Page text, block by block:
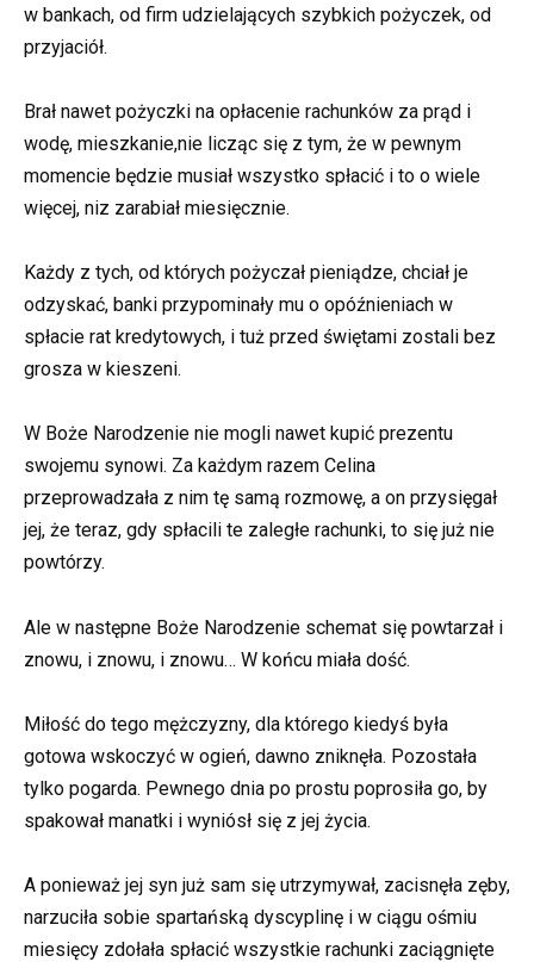
w bankach, od firm udzielających szybkich pożyczek, od
przyjaciół.
Brał nawet pożyczki na opłacenie rachunków za prąd i
wodę, mieszkanie,nie licząc się z tym, że w pewnym
momencie będzie musiał wszystko spłacić i to o wiele
więcej, niz zarabiał miesięcznie.
Każdy z tych, od których pożyczał pieniądze, chciał je
odzyskać, banki przypominały mu o opóźnieniach w
spłacie rat kredytowych, i tuż przed świętami zostali bez
grosza w kieszeni.
W Boże Narodzenie nie mogli nawet kupić prezentu
swojemu synowi. Za każdym razem Celina
przeprowadzała z nim tę samą rozmowę, a on przysięgał
jej, że teraz, gdy spłacili te zaległe rachunki, to się już nie
powtórzy.
Ale w następne Boże Narodzenie schemat się powtarzał i
znowu, i znowu, i znowu… W końcu miała dość.
Miłość do tego mężczyzny, dla którego kiedyś była
gotowa wskoczyć w ogień, dawno zniknęła. Pozostała
tylko pogarda. Pewnego dnia po prostu poprosiła go, by
spakował manatki i wyniósł się z jej życia.
A ponieważ jej syn już sam się utrzymywał, zacisnęła zęby,
narzuciła sobie spartańską dyscyplinę i w ciągu ośmiu
miesięcy zdołała spłacić wszystkie rachunki zaciągnięte